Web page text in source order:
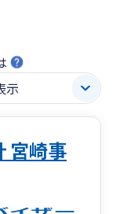
宮崎事